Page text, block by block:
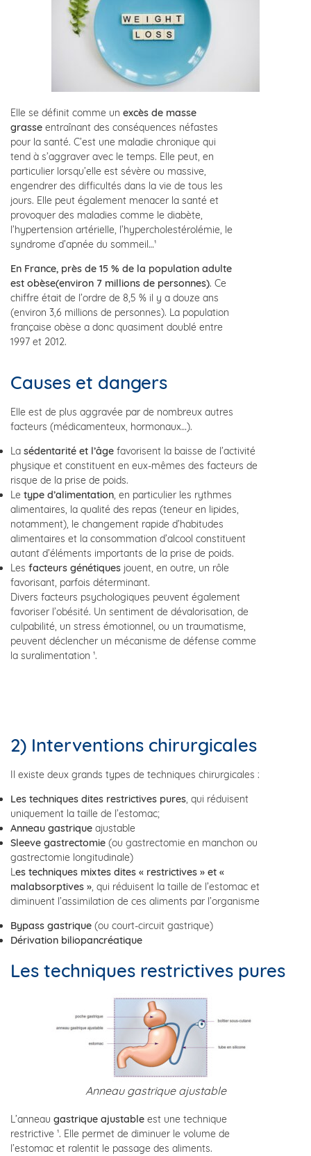
Elle se définit comme un excès de masse
grasse entraînant des conséquences néfastes
pour la santé. C’est une maladie chronique qui
tend à s’aggraver avec le temps. Elle peut, en
particulier lorsqu’elle est sévère ou massive,
engendrer des difficultés dans la vie de tous les
jours. Elle peut également menacer la santé et
provoquer des maladies comme le diabète,
l’hypertension artérielle, l’hypercholestérolémie, le
syndrome d’apnée du sommeil…¹
En France, près de 15 % de la population adulte
est obèse(environ 7 millions de personnes). Ce
chiffre était de l’ordre de 8,5 % il y a douze ans
(environ 3,6 millions de personnes). La population
française obèse a donc quasiment doublé entre
1997 et 2012.
Causes et dangers
Elle est de plus aggravée par de nombreux autres
facteurs (médicamenteux, hormonaux…).
La sédentarité et l’âge favorisent la baisse de l’activité
physique et constituent en eux-mêmes des facteurs de
risque de la prise de poids.
Le type d’alimentation, en particulier les rythmes
alimentaires, la qualité des repas (teneur en lipides,
notamment), le changement rapide d’habitudes
alimentaires et la consommation d’alcool constituent
autant d’éléments importants de la prise de poids.
Les facteurs génétiques jouent, en outre, un rôle
favorisant, parfois déterminant.
Divers facteurs psychologiques peuvent également
favoriser l’obésité. Un sentiment de dévalorisation, de
culpabilité, un stress émotionnel, ou un traumatisme,
peuvent déclencher un mécanisme de défense comme
la suralimentation ¹.
2) Interventions chirurgicales
Il existe deux grands types de techniques chirurgicales :
Les techniques dites restrictives pures, qui réduisent
uniquement la taille de l’estomac;
Anneau gastrique ajustable
Sleeve gastrectomie (ou gastrectomie en manchon ou
gastrectomie longitudinale)
Les techniques mixtes dites « restrictives » et «
malabsorptives », qui réduisent la taille de l’estomac et
diminuent l’assimilation de ces aliments par l’organisme
Bypass gastrique (ou court-circuit gastrique)
Dérivation biliopancréatique
Les techniques restrictives pures
Anneau gastrique ajustable
L’anneau gastrique ajustable est une technique
restrictive ¹. Elle permet de diminuer le volume de
l’estomac et ralentit le passage des aliments.